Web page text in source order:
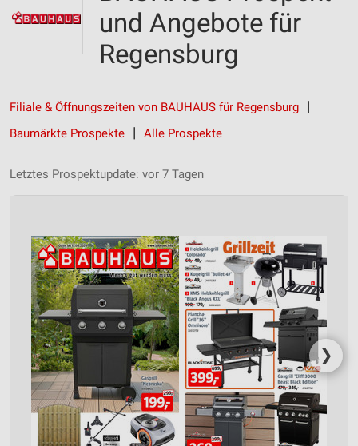
und Angebote für
Regensburg
Filiale & Öffnungszeiten von BAUHAUS für Regensburg
Baumärkte Prospekte
Alle Prospekte
Letztes Prospektupdate: vor 7 Tagen
❯